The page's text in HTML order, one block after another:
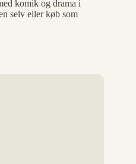
komik og drama i
selv eller køb som